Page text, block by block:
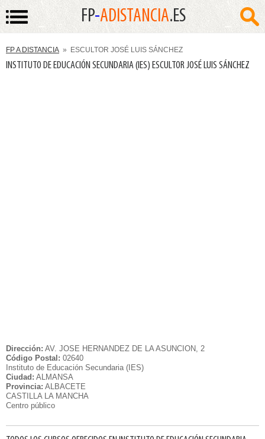
FP-ADISTANCIA.ES
FP A DISTANCIA » ESCULTOR JOSÉ LUIS SÁNCHEZ
INSTITUTO DE EDUCACIÓN SECUNDARIA (IES) ESCULTOR JOSÉ LUIS SÁNCHEZ
Dirección: AV. JOSE HERNANDEZ DE LA ASUNCION, 2
Código Postal: 02640
Instituto de Educación Secundaria (IES)
Ciudad: ALMANSA
Provincia: ALBACETE
CASTILLA LA MANCHA
Centro público